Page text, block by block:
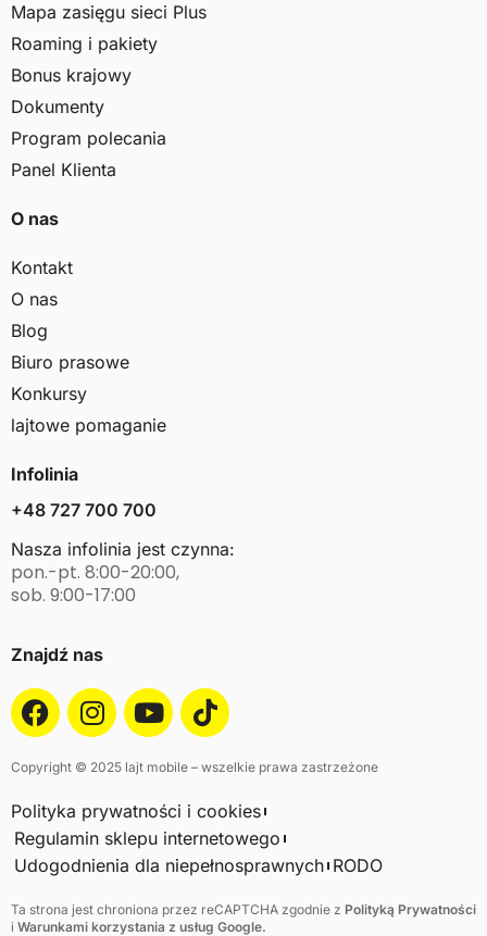
Mapa zasięgu sieci Plus
Roaming i pakiety
Bonus krajowy
Dokumenty
Program polecania
Panel Klienta
O nas
Kontakt
O nas
Blog
Biuro prasowe
Konkursy
lajtowe pomaganie
Infolinia
+48 727 700 700
Nasza infolinia jest czynna:
pon.-pt. 8:00-20:00,
sob. 9:00-17:00
Znajdź nas
Copyright © 2025 lajt mobile – wszelkie prawa zastrzeżone
Polityka prywatności i cookies
Regulamin sklepu internetowego
Udogodnienia dla niepełnosprawnych RODO
Ta strona jest chroniona przez reCAPTCHA zgodnie z Polityką Prywatności
i Warunkami korzystania z usług Google.